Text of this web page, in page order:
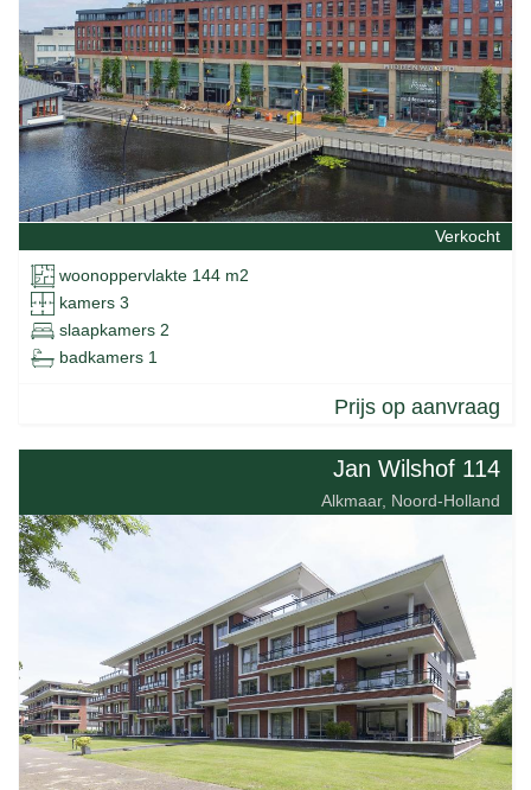
Verkocht
woonoppervlakte 144 m2
kamers 3
slaapkamers 2
badkamers 1
Prijs op aanvraag
Jan Wilshof 114
Alkmaar, Noord-Holland